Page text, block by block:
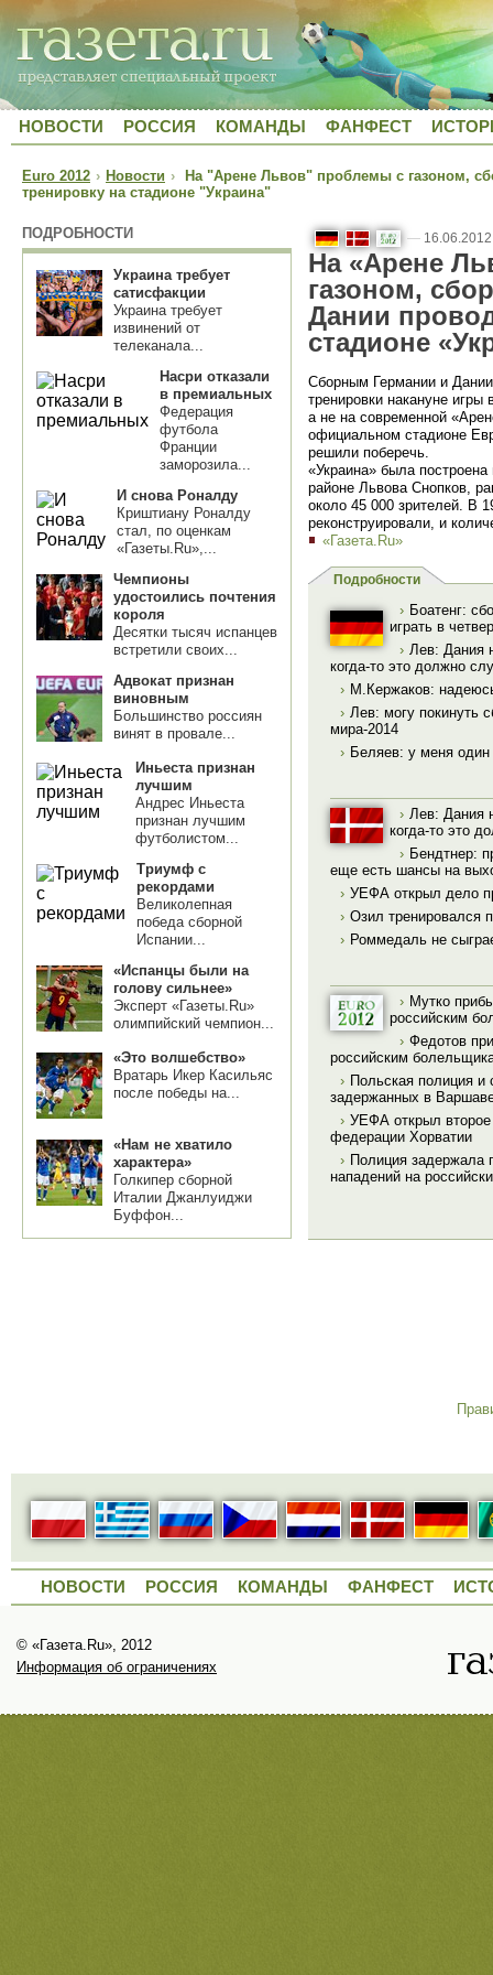
НОВОСТИ РОССИЯ КОМАНДЫ ФАНФЕСТ
Euro 2012 › Новости › На "Арене Львов" проблемы с газоном,
тренировку на стадионе "Украина"
ПОДРОБНОСТИ
Украина требует
сатисфакции
Украина требует
извинений от
телеканала...
Насри отказали
в премиальных
Федерация
футбола
Франции
заморозила...
И снова Роналду
Криштиану Роналду
стал, по оценкам
«Газеты.Ru»,...
Чемпионы
удостоились почтения
короля
Десятки тысяч испанцев
встретили своих...
Адвокат признан
виновным
Большинство россиян
винят в провале...
Иньеста признан
лучшим
Андрес Иньеста
признан лучшим
футболистом...
Триумф с
рекордами
Великолепная
победа сборной
Испании...
«Испанцы были на
голову сильнее»
Эксперт «Газеты.Ru»
олимпийский чемпион...
«Это волшебство»
Вратарь Икер Касильяс
после победы на...
«Нам не хватило
характера»
Голкипер сборной
Италии Джанлуиджи
Буффон...
—
На «Арене
газоном,
Дании
стадионе
Сборным Германии и
тренировки накануне
а не на современной
официальном стадионе
решили поберечь.
«Украина» была
районе Львова Снопков,
около 45 000 зрителей. В
реконструировали, и
«Газета.Ru»
Подробности
› Боатенг:
играть в
› Лев: Дания
когда-то это должно
› М.Кержаков:
› Лев: могу покинуть
мира-2014
› Беляев: у меня
› Лев: Дания
когда-то это
› Бендтнер:
еще есть шансы на
› УЕФА открыл дело
› Озил тренировался
› Роммедаль не
› Мутко
российским
› Федотов
российским
› Польская полиция
задержанных в
› УЕФА открыл
федерации Хорватии
› Полиция задержала
нападений на
НОВОСТИ РОССИЯ КОМАНДЫ ФАНФЕСТ
© «Газета.Ru», 2012
Информация об ограничениях